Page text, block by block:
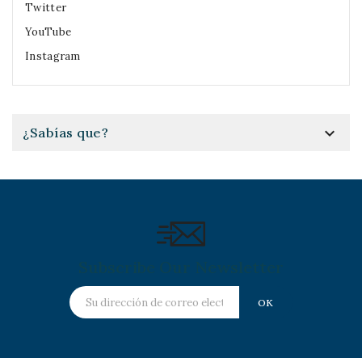
Twitter
YouTube
Instagram
¿Sabías que? 